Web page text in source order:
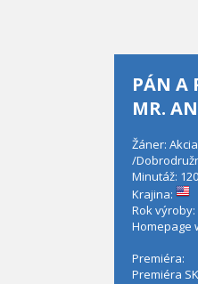
PÁN A
MR.
Žáner: Akcia
/
Minutáž:
Krajina:
Rok výroby:
Homepage
Premiéra:
Premiéra